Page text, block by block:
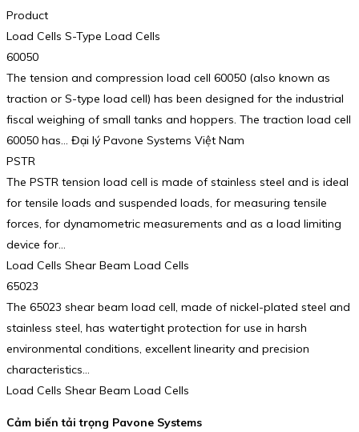
Product
Load Cells S-Type Load Cells
60050
The tension and compression load cell 60050 (also known as
traction or S-type load cell) has been designed for the industrial
fiscal weighing of small tanks and hoppers. The traction load cell
60050 has… Đại lý Pavone Systems Việt Nam
PSTR
The PSTR tension load cell is made of stainless steel and is ideal
for tensile loads and suspended loads, for measuring tensile
forces, for dynamometric measurements and as a load limiting
device for…
Load Cells Shear Beam Load Cells
65023
The 65023 shear beam load cell, made of nickel-plated steel and
stainless steel, has watertight protection for use in harsh
environmental conditions, excellent linearity and precision
characteristics…
Load Cells Shear Beam Load Cells
Cảm biến tải trọng Pavone Systems